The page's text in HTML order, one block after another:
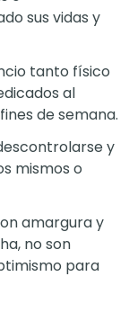
sus vidas y
tanto físico
al
de semana.
y
mismos o
amargura y
no son
para